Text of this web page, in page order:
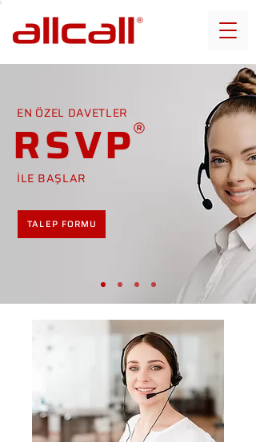
EN ÖZEL DAVETLER
RSVP
İLE BAŞLAR
TALEP FORMU